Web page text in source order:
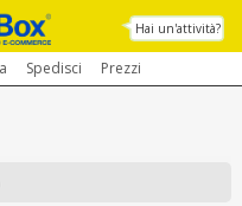
Hai un'attività?
Spedisci Prezzi